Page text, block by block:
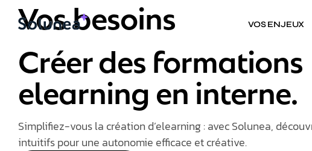
VOS ENJEUX
Vos besoins
Créer des formations
elearning en interne.​
Simplifiez-vous la création d’elearning : avec Solunea,
intuitifs pour une autonomie efficace et créative.​